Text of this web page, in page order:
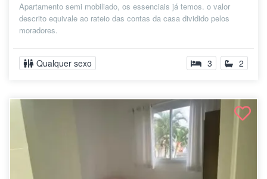
Apartamento semi mobiliado, os essenciais já temos. o valor
descrito equivale ao rateio das contas da casa dividido pelos
moradores.
Qualquer sexo 3 2